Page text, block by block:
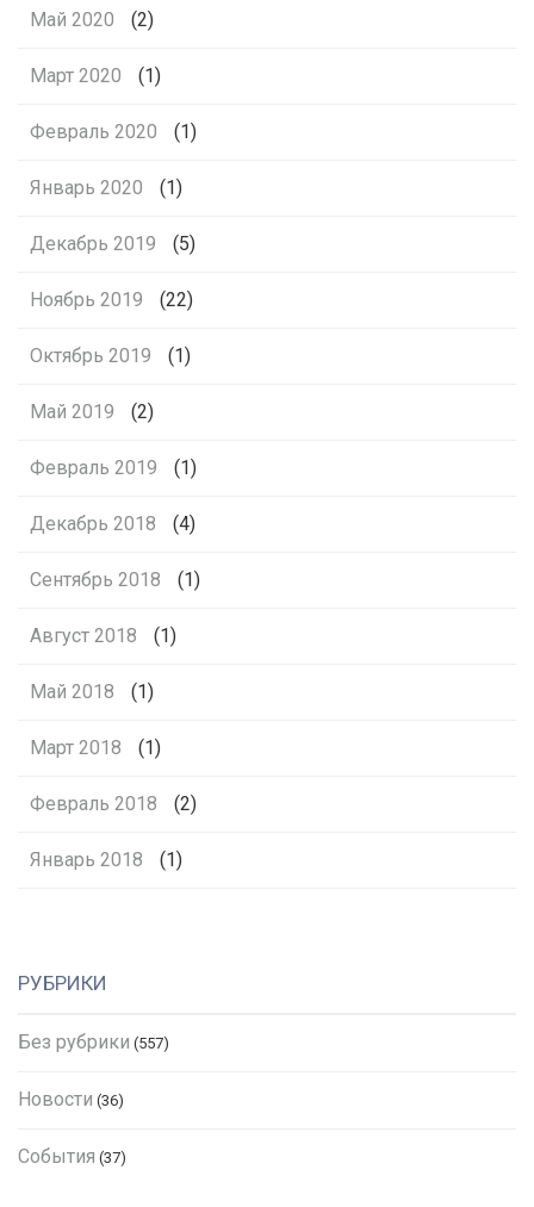
Май 2020 (2)
Март 2020 (1)
Февраль 2020 (1)
Январь 2020 (1)
Декабрь 2019 (5)
Ноябрь 2019 (22)
Октябрь 2019 (1)
Май 2019 (2)
Февраль 2019 (1)
Декабрь 2018 (4)
Сентябрь 2018 (1)
Август 2018 (1)
Май 2018 (1)
Март 2018 (1)
Февраль 2018 (2)
Январь 2018 (1)
РУБРИКИ
Без рубрики (557)
Новости (36)
События (37)